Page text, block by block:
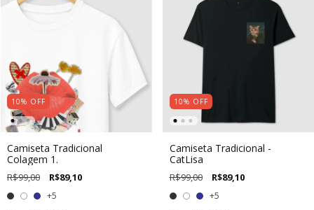
10% OFF
Camiseta Tradicional
Colagem 1.
R$99,00 R$89,10
+5
10% OFF
Camiseta Tradicional -
CatLisa
R$99,00 R$89,10
+5